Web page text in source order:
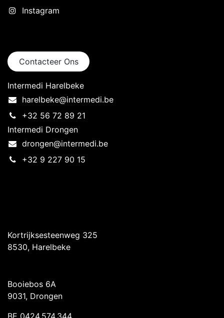
Instagram
Contacteer Ons
Intermedi Harelbeke
harelbeke@intermedi.be
+32 56 72 89 21
Intermedi Drongen
drongen@intermedi.be
+32 9 227 90 15
Kortrijksesteenweg 325
8530, Harelbeke
Booiebos 6A
9031, Drongen
BE 0424.574.344